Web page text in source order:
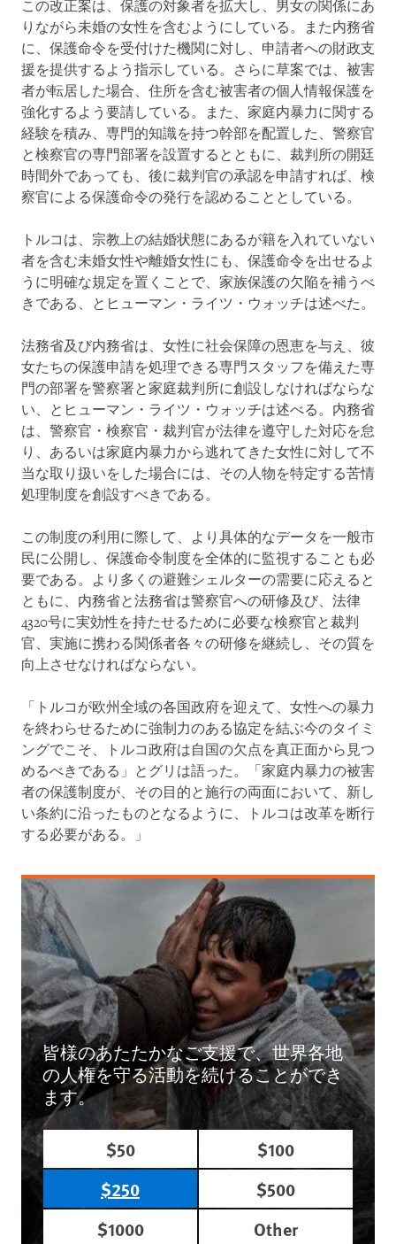
この改正案は、保護の対象者を拡大し、男女の関係にあ
りながら未婚の女性を含むようにしている。また内務省
に、保護命令を受付けた機関に対し、申請者への財政支
援を提供するよう指示している。さらに草案では、被害
者が転居した場合、住所を含む被害者の個人情報保護を
強化するよう要請している。また、家庭内暴力に関する
経験を積み、専門的知識を持つ幹部を配置した、警察官
と検察官の専門部署を設置するとともに、裁判所の開廷
時間外であっても、後に裁判官の承認を申請すれば、検
察官による保護命令の発行を認めることとしている。
トルコは、宗教上の結婚状態にあるが籍を入れていない
者を含む未婚女性や離婚女性にも、保護命令を出せるよ
うに明確な規定を置くことで、家族保護の欠陥を補うべ
きである、とヒューマン・ライツ・ウォッチは述べた。
法務省及び内務省は、女性に社会保障の恩恵を与え、彼
女たちの保護申請を処理できる専門スタッフを備えた専
門の部署を警察署と家庭裁判所に創設しなければならな
い、とヒューマン・ライツ・ウォッチは述べる。内務省
は、警察官・検察官・裁判官が法律を遵守した対応を怠
り、あるいは家庭内暴力から逃れてきた女性に対して不
当な取り扱いをした場合には、その人物を特定する苦情
処理制度を創設すべきである。
この制度の利用に際して、より具体的なデータを一般市
民に公開し、保護命令制度を全体的に監視することも必
要である。より多くの避難シェルターの需要に応えると
ともに、内務省と法務省は警察官への研修及び、法律
4320号に実効性を持たせるために必要な検察官と裁判
官、実施に携わる関係者各々の研修を継続し、その質を
向上させなければならない。
「トルコが欧州全域の各国政府を迎えて、女性への暴力
を終わらせるために強制力のある協定を結ぶ今のタイミ
ングでこそ、トルコ政府は自国の欠点を真正面から見つ
めるべきである」とグリは語った。「家庭内暴力の被害
者の保護制度が、その目的と施行の両面において、新し
い条約に沿ったものとなるように、トルコは改革を断行
する必要がある。」
皆様のあたたかなご支援で、世界各地
の人権を守る活動を続けることができ
ます。
$50
$100
$250
$500
$1000
Other